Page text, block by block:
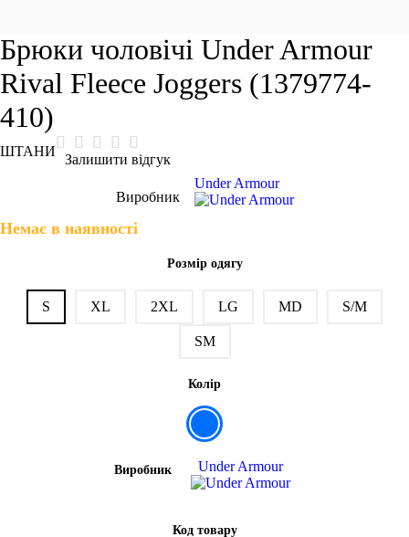
Брюки чоловічі Under Armour
Rival Fleece Joggers (1379774-
410)
ШТАНИ
Залишити відгук
Виробник
Under Armour
Немає в наявності
Розмір одягу
S XL 2XL LG MD S/M
SM
Колір
Виробник Under Armour
Код товару